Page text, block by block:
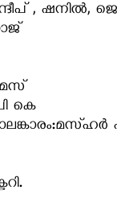
, ഷനില്‍,
കെ